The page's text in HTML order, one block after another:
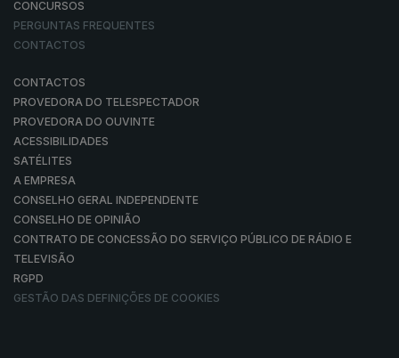
CONCURSOS
PERGUNTAS FREQUENTES
CONTACTOS
CONTACTOS
PROVEDORA DO TELESPECTADOR
PROVEDORA DO OUVINTE
ACESSIBILIDADES
SATÉLITES
A EMPRESA
CONSELHO GERAL INDEPENDENTE
CONSELHO DE OPINIÃO
CONTRATO DE CONCESSÃO DO SERVIÇO PÚBLICO DE RÁDIO E
TELEVISÃO
RGPD
GESTÃO DAS DEFINIÇÕES DE COOKIES